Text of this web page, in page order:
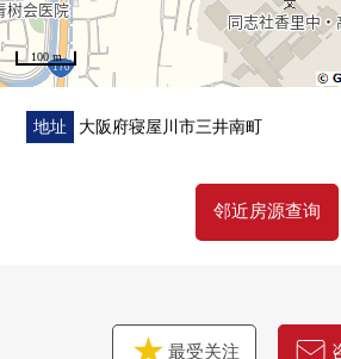
100 m
地址 大阪府寝屋川市三井南町
邻近房源查询
最受关注